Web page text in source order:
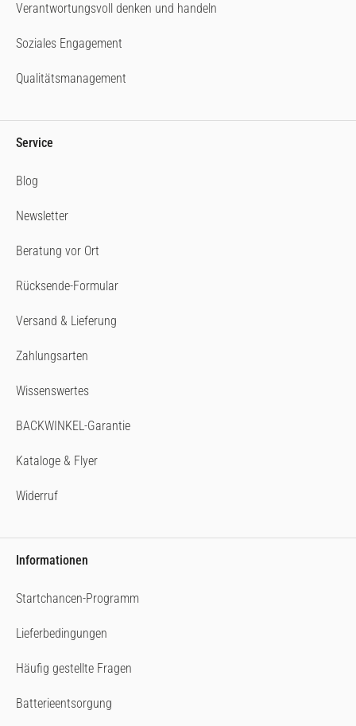
Verantwortungsvoll denken und handeln
Soziales Engagement
Qualitätsmanagement
Service
Blog
Newsletter
Beratung vor Ort
Rücksende-Formular
Versand & Lieferung
Zahlungsarten
Wissenswertes
BACKWINKEL-Garantie
Kataloge & Flyer
Widerruf
Informationen
Startchancen-Programm
Lieferbedingungen
Häufig gestellte Fragen
Batterieentsorgung